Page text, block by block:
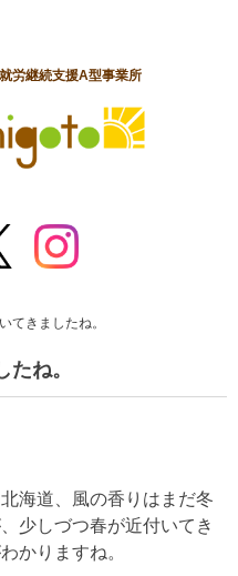
労継続支援A型事業所
てきましたね。
ね。
海道、風の香りはまだ冬
少しづつ春が近付いてき
かりますね。